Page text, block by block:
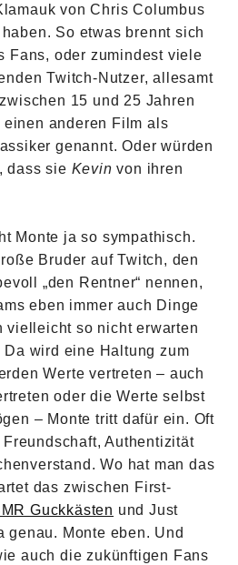
von Chris Columbus
So etwas brennt sich
Fans, oder zumindest viele
Twitch-Nutzer, allesamt
15 und 25 Jahren
anderen Film als
genannt. Oder würden
dass sie Kevin von ihren
Monte ja so sympathisch.
Bruder auf Twitch, den
„den Rentner“ nennen,
eben immer auch Dinge
vielleicht so nicht erwarten
wird eine Haltung zum
Werte vertreten – auch
oder die Werte selbst
– Monte tritt dafür ein. Oft
Authentizität
Wo hat man das
das zwischen First-
Guckkästen und Just
genau. Monte eben. Und
auch die zukünftigen Fans